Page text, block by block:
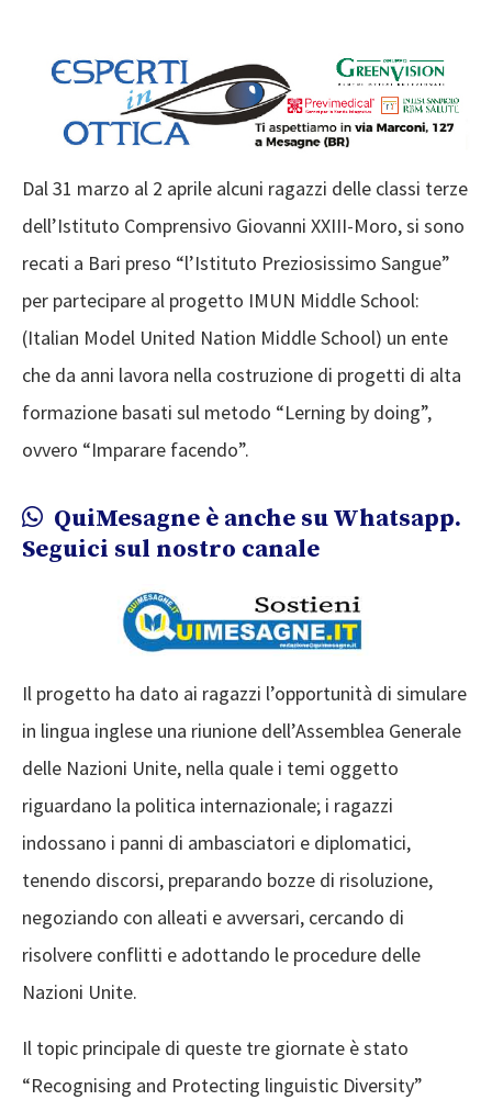
Dal 31 marzo al 2 aprile alcuni ragazzi delle classi terze
dell’Istituto Comprensivo Giovanni XXIII-Moro, si sono
recati a Bari preso “l’Istituto Preziosissimo Sangue”
per partecipare al progetto IMUN Middle School:
(Italian Model United Nation Middle School) un ente
che da anni lavora nella costruzione di progetti di alta
formazione basati sul metodo “Lerning by doing”,
ovvero “Imparare facendo”.
QuiMesagne è anche su Whatsapp.
Seguici sul nostro canale
Il progetto ha dato ai ragazzi l’opportunità di simulare
in lingua inglese una riunione dell’Assemblea Generale
delle Nazioni Unite, nella quale i temi oggetto
riguardano la politica internazionale; i ragazzi
indossano i panni di ambasciatori e diplomatici,
tenendo discorsi, preparando bozze di risoluzione,
negoziando con alleati e avversari, cercando di
risolvere conflitti e adottando le procedure delle
Nazioni Unite.
Il topic principale di queste tre giornate è stato
“Recognising and Protecting linguistic Diversity”